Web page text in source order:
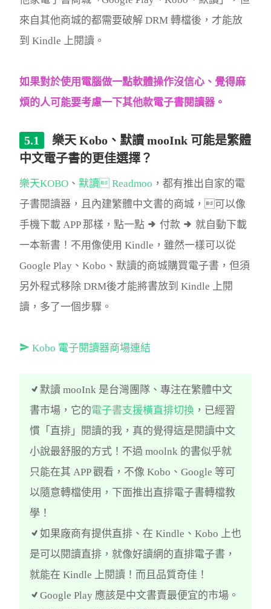
來自其他商城的都需要破解 DRM 轉檔後，才能放
到 Kindle 上閱讀。
如果對於使用電腦做一點軟體操作沒信心、覺得麻
煩的人可能要考慮一下其他款電子書閱讀器。
樂天 Kobo、默讀 mooInk 可能是繁體
中文電子書的更佳選擇？
樂天KOBO 、 默讀 Readmoo ，都有推出自家的電
子書閱讀器，且內建繁體中文書的商城，可以像
手機下載 APP 那樣，點一點
付款
就自動下載
一本新書！不用像使用 Kindle，雖然一樣可以從
Google Play、Kobo、默讀的商城購買電子書，但須
另外程式移除 DRM後才能將書放到 Kindle 上閱
讀，多了一個步驟。
Kobo 電子閱讀器商場連結
默讀 mooInk 是台灣團隊、專注在繁體中文
書市場，它的電子書支援橫直排切換 ，已經習
慣「直排」閱讀的我，真的覺得這是閱讀中文
小說最舒服的方式！不過 moolnk 的書似乎就
只能在其 APP 觀看，不像 Kobo、Google 等可
以隨意轉檔使用，下面推出直排電子書轉檔教
學！
如果廠商有提供直排、在 Kindle、Kobo 上也
是可以閱讀直排，就像好讀網的直排電子書，
就能在 Kindle 上閱讀！而且品質奇佳！
Google Play 應該是中文書賣最便宜的市場。